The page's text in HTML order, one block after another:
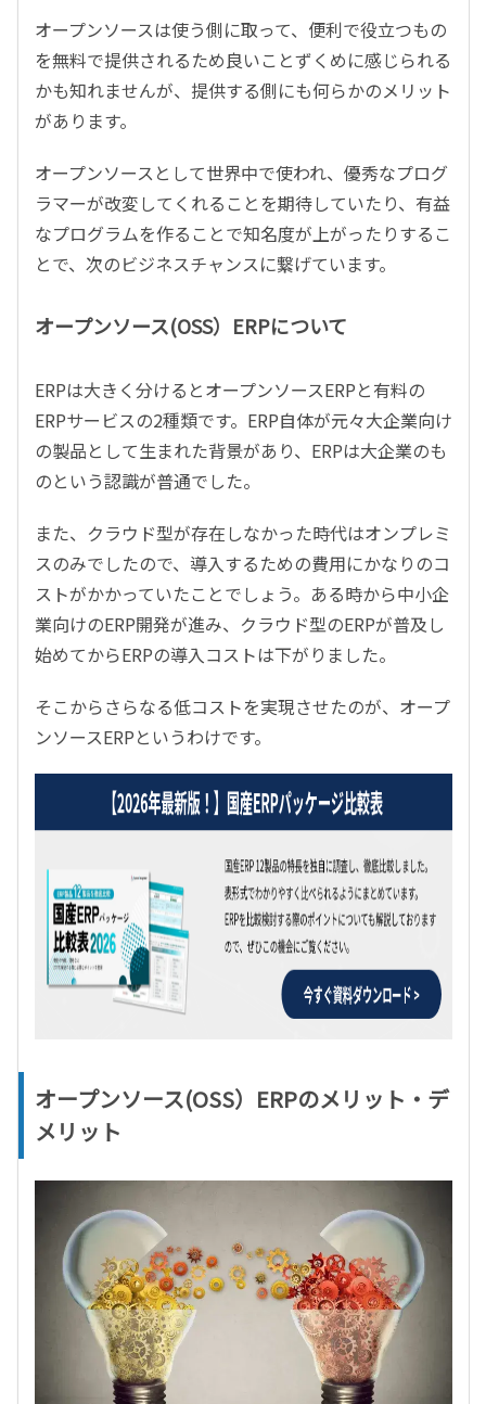
オープンソースは使う側に取って、便利で役立つもの
を無料で提供されるため良いことずくめに感じられる
かも知れませんが、提供する側にも何らかのメリット
があります。
オープンソースとして世界中で使われ、優秀なプログ
ラマーが改変してくれることを期待していたり、有益
なプログラムを作ることで知名度が上がったりするこ
とで、次のビジネスチャンスに繋げています。
オープンソース(OSS）ERPについて
ERPは大きく分けるとオープンソースERPと有料の
ERPサービスの2種類です。ERP自体が元々大企業向け
の製品として生まれた背景があり、ERPは大企業のも
のという認識が普通でした。
また、クラウド型が存在しなかった時代はオンプレミ
スのみでしたので、導入するための費用にかなりのコ
ストがかかっていたことでしょう。ある時から中小企
業向けのERP開発が進み、クラウド型のERPが普及し
始めてからERPの導入コストは下がりました。
そこからさらなる低コストを実現させたのが、オープ
ンソースERPというわけです。
オープンソース(OSS）ERPのメリット・デ
メリット